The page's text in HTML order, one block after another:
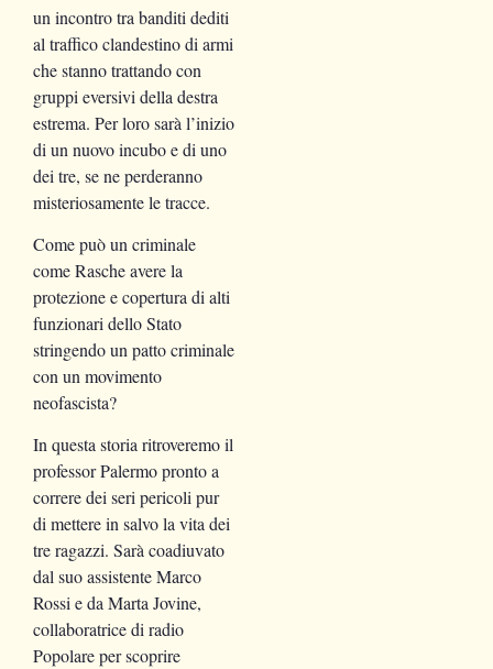
un incontro tra banditi dediti
al traffico clandestino di armi
che stanno trattando con
gruppi eversivi della destra
estrema. Per loro sarà l’inizio
di un nuovo incubo e di uno
dei tre, se ne perderanno
misteriosamente le tracce.
Come può un criminale
come Rasche avere la
protezione e copertura di alti
funzionari dello Stato
stringendo un patto criminale
con un movimento
neofascista?
In questa storia ritroveremo il
professor Palermo pronto a
correre dei seri pericoli pur
di mettere in salvo la vita dei
tre ragazzi. Sarà coadiuvato
dal suo assistente Marco
Rossi e da Marta Jovine,
collaboratrice di radio
Popolare per scoprire